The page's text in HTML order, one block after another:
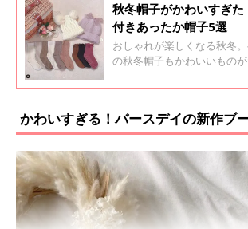
秋冬帽子がかわいすぎ
付きあったか帽子5選
おしゃれが楽しくなる秋冬
の秋冬帽子もかわいいもの
かわいさを引き立ててくれ
投稿よりご紹介します。
かわいすぎる！バースデイの新作ブ